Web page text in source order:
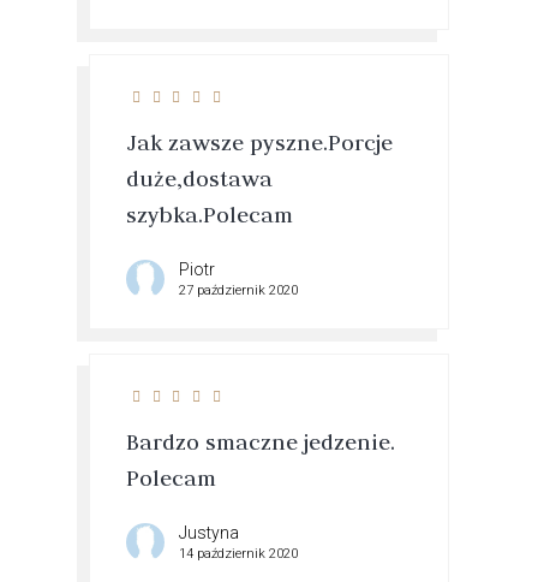
Jak zawsze pyszne.Porcje
duże,dostawa
szybka.Polecam
Piotr
27 październik 2020
Bardzo smaczne jedzenie.
Polecam
Justyna
14 październik 2020